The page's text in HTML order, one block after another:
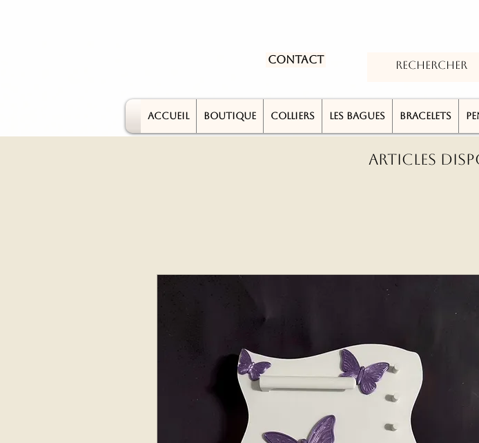
Contact
ACCUEIL BOUTIQUE COLLIERS LES BAGUES BRACELETS
ARTICLES